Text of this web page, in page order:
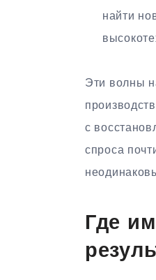
найти
Эти волны
с
спроса
Где